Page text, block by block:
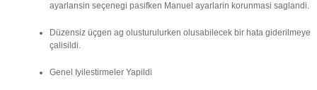
ayarlansin seçenegi pasifken Manuel ayarlarin korunmasi saglandi.
Düzensiz üçgen ag olusturulurken olusabilecek bir hata giderilmeye
çalisildi.
Genel Iyilestirmeler Yapildi